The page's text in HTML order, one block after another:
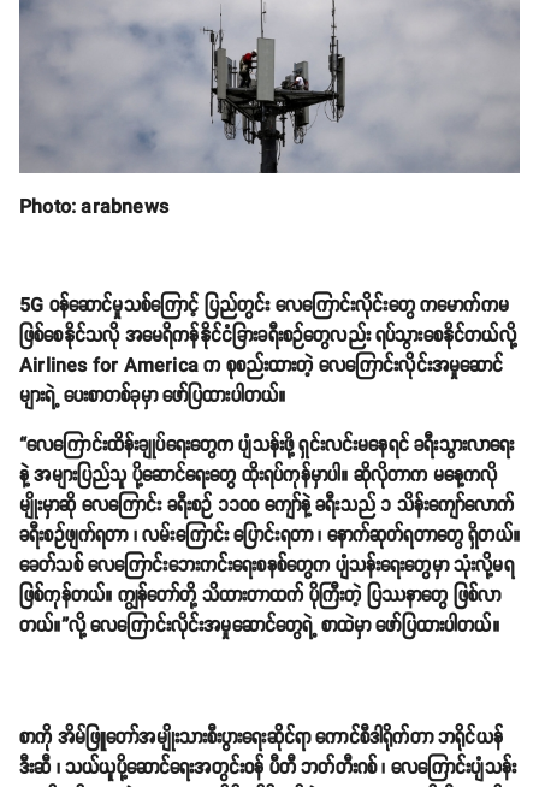
Photo: arabnews
5G ဝန်ဆောင်မှုသစ်ကြောင့် ပြည်တွင်း လေကြောင်းလိုင်းတွေ ကမောက်ကမ
ဖြစ်စေနိုင်သလို အမေရိကန်နိုင်ငံခြားခရီးစဉ်တွေလည်း ရပ်သွားစေနိုင်တယ်လို့
Airlines for America က စုစည်းထားတဲ့ လေကြောင်းလိုင်းအမှုဆောင်
များရဲ့ ပေးစာတစ်ခုမှာ ဖော်ပြထားပါတယ်။
“လေကြောင်းထိန်းချုပ်ရေးတွေက ပျံသန်းဖို့ ရှင်းလင်းမနေရင် ခရီးသွားလာရေး
နဲ့ အများပြည်သူ ပို့ဆောင်ရေးတွေ ထိုးရပ်ကုန်မှာပါ။ ဆိုလိုတာက မနေ့ကလို
မျိုးမှာဆို လေကြောင်း ခရီးစဉ် ၁၁၀၀ ကျော်နဲ့ ခရီးသည် ၁ သိန်းကျော်လောက်
ခရီးစဉ်ဖျက်ရတာ ၊ လမ်းကြောင်း ပြောင်းရတာ ၊ နောက်ဆုတ်ရတာတွေ ရှိတယ်။
ခေတ်သစ် လေကြောင်းဘေးကင်းရေးစနစ်တွေက ပျံသန်းရေးတွေမှာ သုံးလို့မရ
ဖြစ်ကုန်တယ်။ ကျွန်တော်တို့ သိထားတာထက် ပိုကြီးတဲ့ ပြဿနာတွေ ဖြစ်လာ
တယ်။”လို့ လေကြောင်းလိုင်းအမှုဆောင်တွေရဲ့ စာထဲမှာ ဖော်ပြထားပါတယ်။
စာကို အိမ်ဖြူတော်အမျိုးသားစီးပွားရေးဆိုင်ရာ ကောင်စီဒါရိုက်တာ ဘရိုင်ယန်
ဒီးဆီ ၊ သယ်ယူပို့ဆောင်ရေးအတွင်းဝန် ပီတီ ဘတ်တီးဂစ် ၊ လေကြောင်းပျံသန်း